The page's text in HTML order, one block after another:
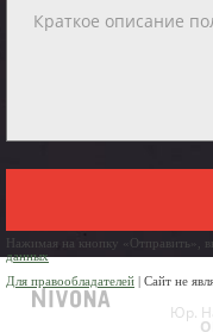
Нажимая на кнопку «Отправить»,
данных
Для правообладателей | Сайт не
Юр.